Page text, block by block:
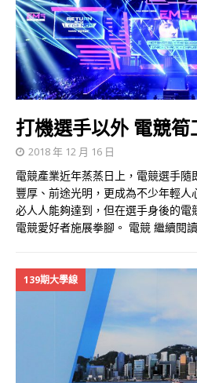
打機選手以外 電競筍
2018 年 12 月 16 日
電競產業近年蒸蒸日上，電競選手隨
豐厚、前途光明，更成為不少年輕
必人人能夠達到，但在選手身後的
電競愛好者施展拳腳。 電競 繼續閱讀
139期大學線